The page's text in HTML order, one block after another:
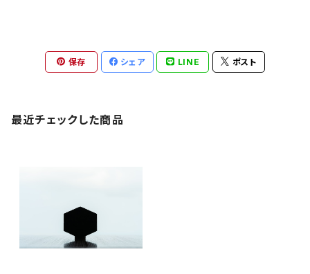
保存 シェア LINE ポスト
最近チェックした商品